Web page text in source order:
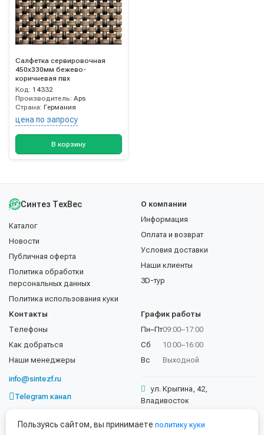
Салфетка сервировочная
450х330мм бежево-
коричневая пвх
Код: 14332
Производитель: Aps
Страна: Германия
цена по запросу
В корзину
Синтез ТехВес
Каталог
Новости
Публичная оферта
Политика обработки
персональных данных
Политика использования куки
О компании
Информация
Оплата и возврат
Условия доставки
Наши клиенты
3D-тур
Контакты
Телефоны
Как добраться
Наши менеджеры
info@sintezf.ru
Telegram канал
График работы
Пн–Пт
Сб
Вс
09:00–17:00
10:00–16:00
Выходной
ул. Крыгина, 42,
Владивосток
Пользуясь сайтом, вы принимаете политику куки